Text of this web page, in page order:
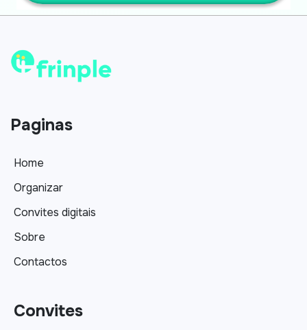
Paginas
Home
Organizar
Convites digitais
Sobre
Contactos
Convites